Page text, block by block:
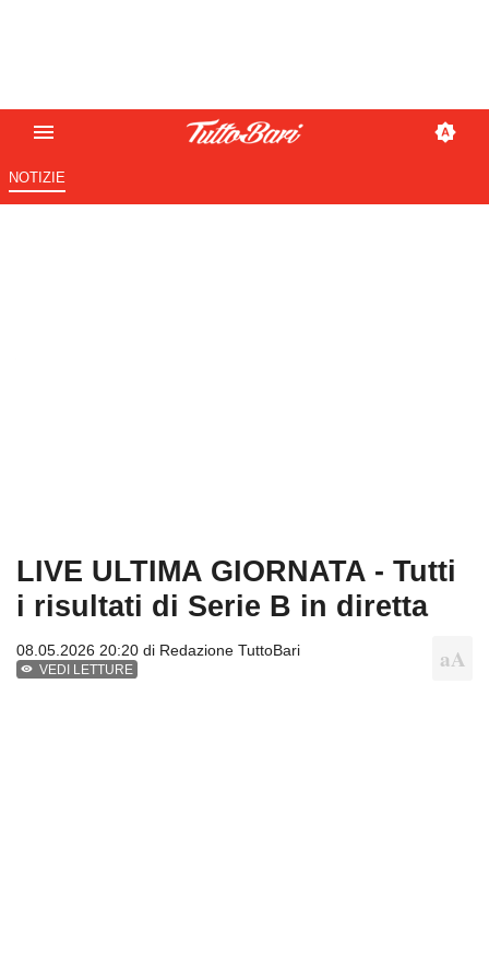
NOTIZIE
LIVE ULTIMA GIORNATA - Tutti
i risultati di Serie B in diretta
08.05.2026 20:20 di Redazione TuttoBari
VEDI LETTURE